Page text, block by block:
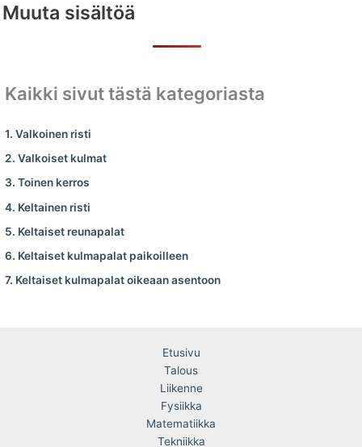
Muuta sisältöä
Kaikki sivut tästä kategoriasta
1. Valkoinen risti
2. Valkoiset kulmat
3. Toinen kerros
4. Keltainen risti
5. Keltaiset reunapalat
6. Keltaiset kulmapalat paikoilleen
7. Keltaiset kulmapalat oikeaan asentoon
Etusivu
Talous
Liikenne
Fysiikka
Matematiikka
Tekniikka